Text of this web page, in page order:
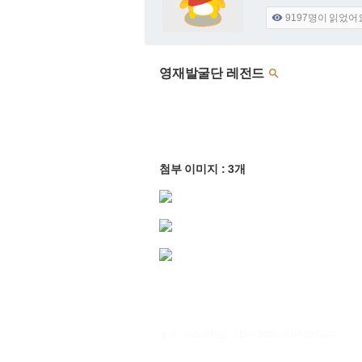
 9197명이 읽었어
영재발굴단 레전드 
첨부 이미지 : 3개